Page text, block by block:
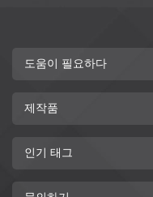
도움이 필요하다
제작품
인기 태그